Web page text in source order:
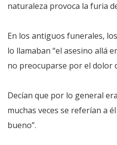
naturaleza provoca la furia
En los antiguos funerales,
lo llamaban “el asesino allá
no preocuparse por el dolor
Decían que por lo general
muchas veces se referían a
bueno”.